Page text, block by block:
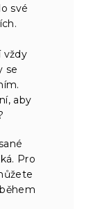
své
vždy
se
aby
Pro